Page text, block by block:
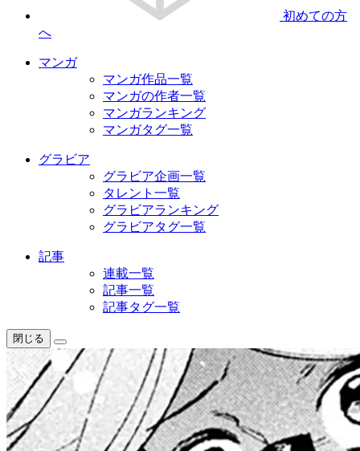
初めての方
へ
マンガ
マンガ作品一覧
マンガの作者一覧
マンガランキング
マンガタグ一覧
グラビア
グラビア企画一覧
タレント一覧
グラビアランキング
グラビアタグ一覧
記事
連載一覧
記事一覧
記事タグ一覧
閉じる